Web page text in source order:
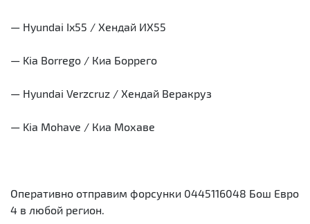
— Hyundai Ix55 / Хендай ИХ55
— Kia Borrego / Киа Боррего
— Hyundai Verzcruz / Хендай Веракруз
— Kia Mohave / Киа Мохаве
Оперативно отправим форсунки 0445116048 Бош Евро
4 в любой регион.